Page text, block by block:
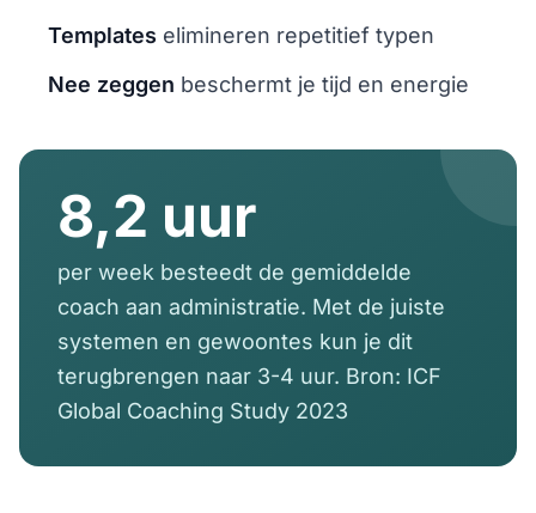
Templates elimineren repetitief typen
Nee zeggen beschermt je tijd en energie
8,2 uur
per week besteedt de gemiddelde
coach aan administratie. Met de juiste
systemen en gewoontes kun je dit
terugbrengen naar 3-4 uur. Bron: ICF
Global Coaching Study 2023